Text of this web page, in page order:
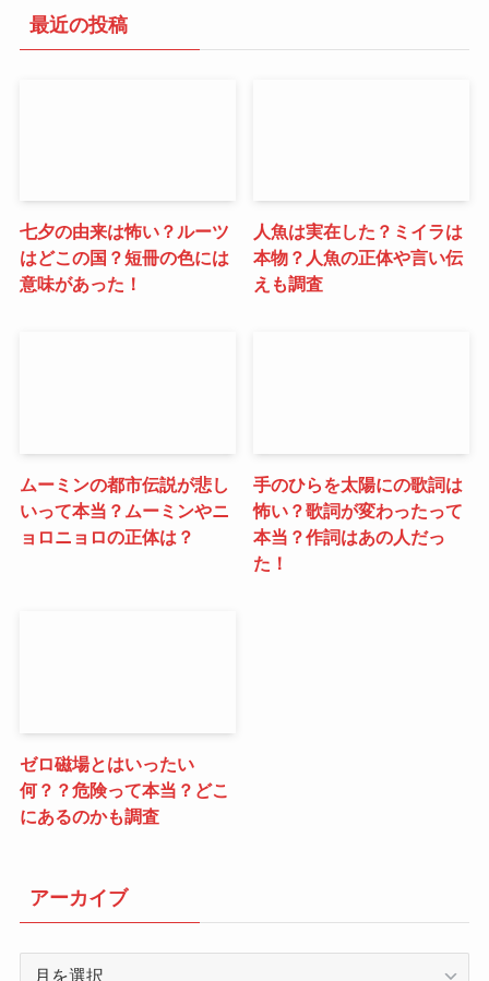
最近の投稿
七夕の由来は怖い？ルーツ
はどこの国？短冊の色には
意味があった！
人魚は実在した？ミイラは
本物？人魚の正体や言い伝
えも調査
ムーミンの都市伝説が悲し
いって本当？ムーミンやニ
ョロニョロの正体は？
手のひらを太陽にの歌詞は
怖い？歌詞が変わったって
本当？作詞はあの人だっ
た！
ゼロ磁場とはいったい
何？？危険って本当？どこ
にあるのかも調査
アーカイブ